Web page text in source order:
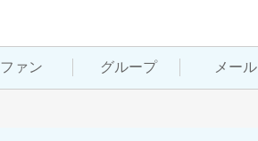
ファン グループ メール